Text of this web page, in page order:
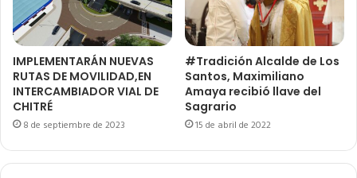
IMPLEMENTARÁN NUEVAS
RUTAS DE MOVILIDAD,EN
INTERCAMBIADOR VIAL DE
CHITRÉ
8 de septiembre de 2023
#Tradición Alcalde de Los
Santos, Maximiliano
Amaya recibió llave del
Sagrario
15 de abril de 2022